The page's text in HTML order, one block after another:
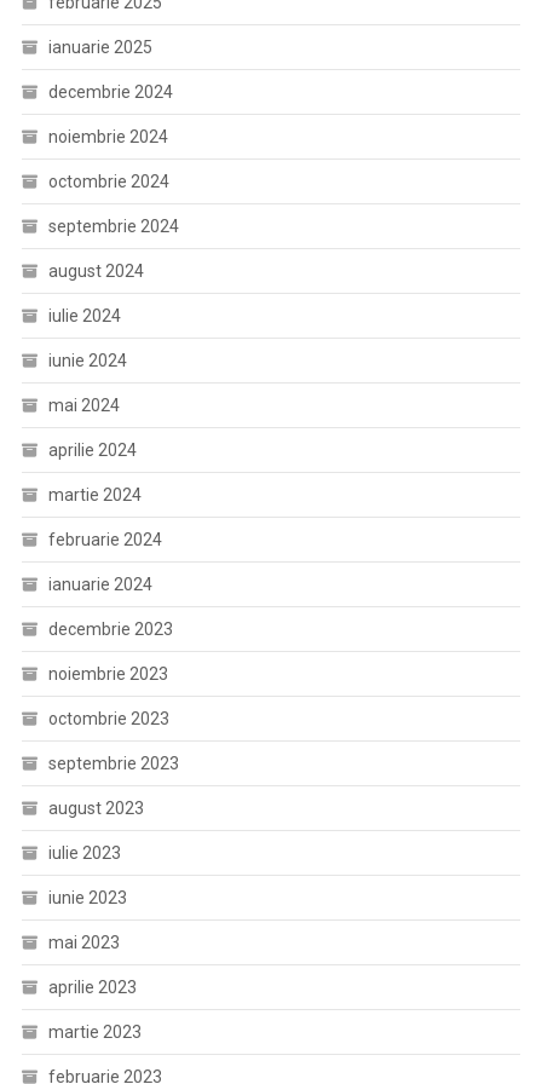
ianuarie 2025
decembrie 2024
noiembrie 2024
octombrie 2024
septembrie 2024
august 2024
iulie 2024
iunie 2024
mai 2024
aprilie 2024
martie 2024
februarie 2024
ianuarie 2024
decembrie 2023
noiembrie 2023
octombrie 2023
septembrie 2023
august 2023
iulie 2023
iunie 2023
mai 2023
aprilie 2023
martie 2023
februarie 2023